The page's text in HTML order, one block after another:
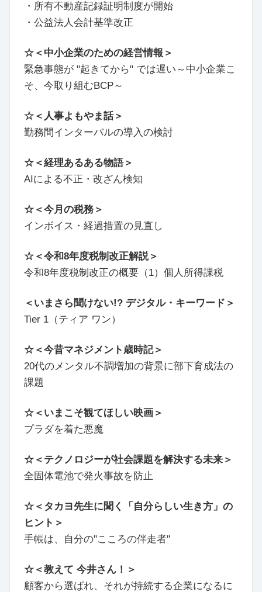
・所有不動産記録証明制度が開始
・公益法人会計基準改正
☆＜中小企業のための経営情報＞
緊急事態が "起きてから" では遅い～中小企業こ
そ、今取り組むBCP～
☆＜人事よもやま話＞
勤務間インターバルの導入の検討
☆＜経理あるある物語＞
AIによる不正・改ざん検知
☆＜今月の税務＞
インボイス・経過措置の見直し
☆＜令和8年度税制改正解説＞
令和8年度税制改正の概要（1）個人所得課税
＜いまさら聞けない!? デジタル・キーワード＞
Tier 1（ティア ワン）
☆＜今昔マネジメント歳時記＞
20代のメンタル不調増加の背景に部下育成法の
課題
☆＜いまこそ観てほしい映画＞
プラダを着た悪魔
☆＜テクノロジーが社会課題を解決する未来＞
全固体電池で発火事故を防止
☆＜タカヨ先生に聞く「自分らしい生き方」の
ヒント＞
手帳は、自分の"こころの伴走者"
☆＜教えて 今井さん！＞
顧客から選ばれ、それが持続する企業になるに